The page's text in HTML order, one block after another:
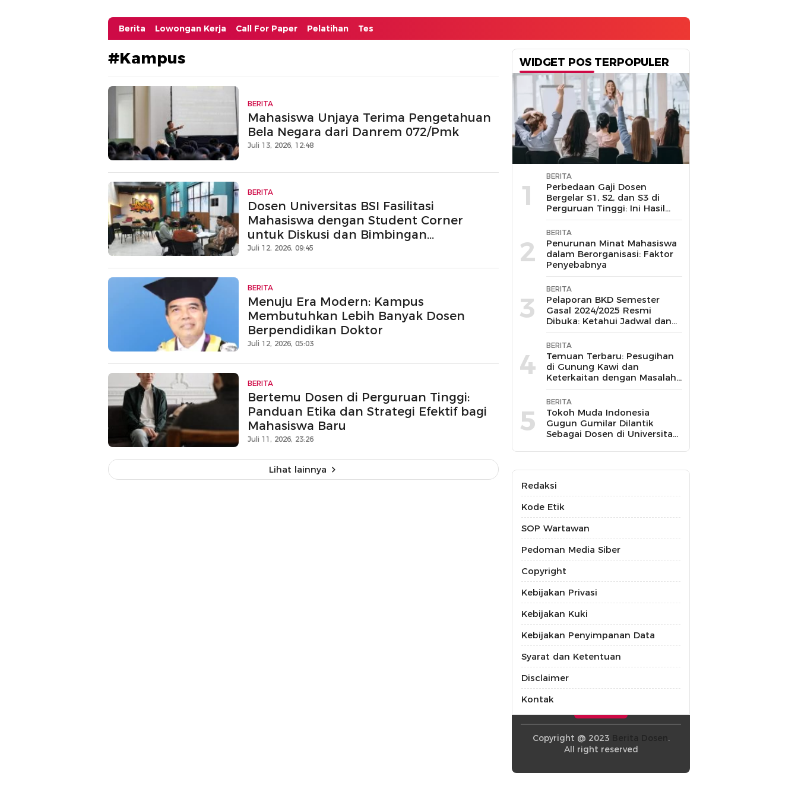
Berita Lowongan Kerja Call For Paper Pelatihan Tes
#Kampus
BERITA
Mahasiswa Unjaya Terima Pengetahuan
Bela Negara dari Danrem 072/Pmk
Juli 13, 2026, 12:48
BERITA
Dosen Universitas BSI Fasilitasi
Mahasiswa dengan Student Corner
untuk Diskusi dan Bimbingan
SkripsiDosen
Juli 12, 2026, 09:45
BERITA
Menuju Era Modern: Kampus
Membutuhkan Lebih Banyak Dosen
Berpendidikan Doktor
Juli 12, 2026, 05:03
BERITA
Bertemu Dosen di Perguruan Tinggi:
Panduan Etika dan Strategi Efektif bagi
Mahasiswa Baru
Juli 11, 2026, 23:26
Lihat lainnya
WIDGET POS TERPOPULER
1
BERITA
Perbedaan Gaji Dosen
Bergelar S1, S2, dan S3 di
Perguruan Tinggi: Ini Hasil
Penelusuran
2
BERITA
Penurunan Minat Mahasiswa
dalam Berorganisasi: Faktor
Penyebabnya
3
BERITA
Pelaporan BKD Semester
Gasal 2024/2025 Resmi
Dibuka: Ketahui Jadwal dan
Prosesnya
4
BERITA
Temuan Terbaru: Pesugihan
di Gunung Kawi dan
Keterkaitan dengan Masalah
Kesehatan Mental
5
BERITA
Tokoh Muda Indonesia
Gugun Gumilar Dilantik
Sebagai Dosen di Universitas
Berbagai Mata Kuliah
Redaksi
Kode Etik
SOP Wartawan
Pedoman Media Siber
Copyright
Kebijakan Privasi
Kebijakan Kuki
Kebijakan Penyimpanan Data
Syarat dan Ketentuan
Disclaimer
Kontak
Copyright @ 2023
.
All right reserved